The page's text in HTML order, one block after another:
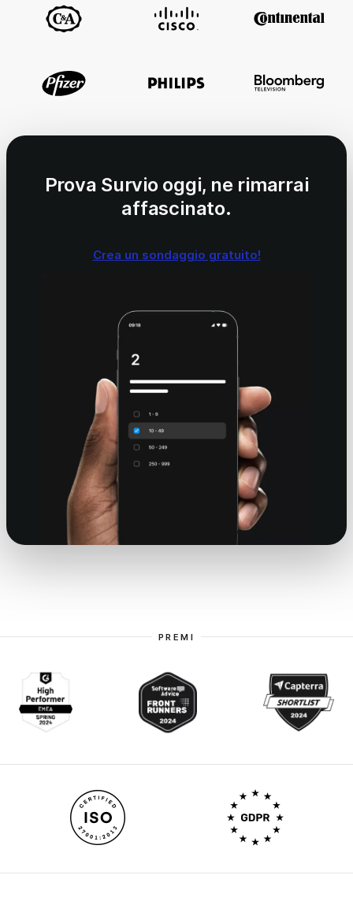
Prova Survio oggi, ne rimarrai
affascinato.
Crea un sondaggio gratuito!
PREMI